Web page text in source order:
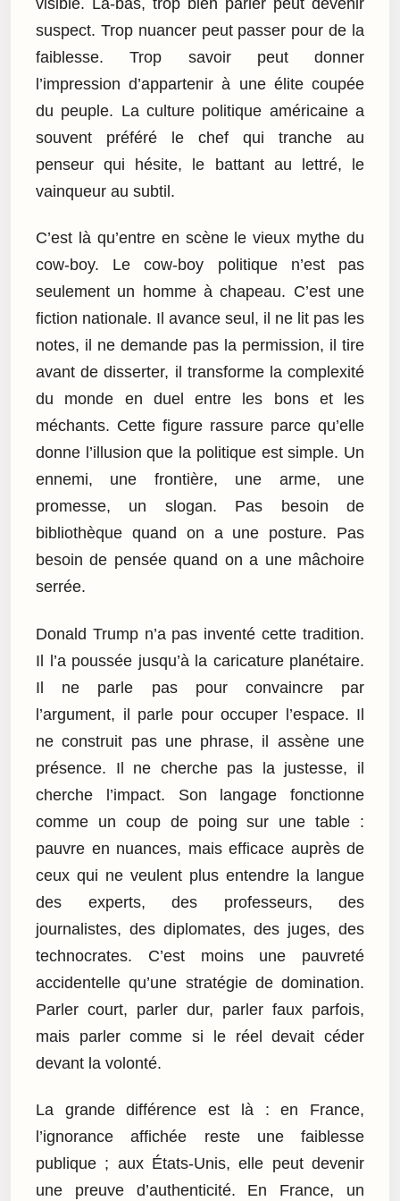
suspect. Trop nuancer peut passer pour de la
faiblesse. Trop savoir peut donner
l’impression d’appartenir à une élite coupée
du peuple. La culture politique américaine a
souvent préféré le chef qui tranche au
penseur qui hésite, le battant au lettré, le
vainqueur au subtil.
C’est là qu’entre en scène le vieux mythe du
cow-boy. Le cow-boy politique n’est pas
seulement un homme à chapeau. C’est une
fiction nationale. Il avance seul, il ne lit pas les
notes, il ne demande pas la permission, il tire
avant de disserter, il transforme la complexité
du monde en duel entre les bons et les
méchants. Cette figure rassure parce qu’elle
donne l’illusion que la politique est simple. Un
ennemi, une frontière, une arme, une
promesse, un slogan. Pas besoin de
bibliothèque quand on a une posture. Pas
besoin de pensée quand on a une mâchoire
serrée.
Donald Trump n’a pas inventé cette tradition.
Il l’a poussée jusqu’à la caricature planétaire.
Il ne parle pas pour convaincre par
l’argument, il parle pour occuper l’espace. Il
ne construit pas une phrase, il assène une
présence. Il ne cherche pas la justesse, il
cherche l’impact. Son langage fonctionne
comme un coup de poing sur une table :
pauvre en nuances, mais efficace auprès de
ceux qui ne veulent plus entendre la langue
des experts, des professeurs, des
journalistes, des diplomates, des juges, des
technocrates. C’est moins une pauvreté
accidentelle qu’une stratégie de domination.
Parler court, parler dur, parler faux parfois,
mais parler comme si le réel devait céder
devant la volonté.
La grande différence est là : en France,
l’ignorance affichée reste une faiblesse
publique ; aux États-Unis, elle peut devenir
une preuve d’authenticité. En France, un